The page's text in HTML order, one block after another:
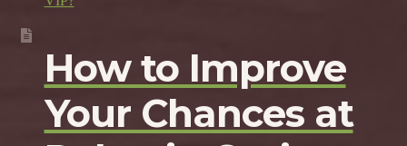
How to Improve
Your Chances at